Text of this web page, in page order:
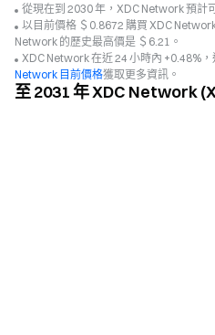
從現在到 2030 年，XDC Network 預計
以目前價格 ＄0.8672 購買 XDC
Network 的歷史最高價是 ＄6.21。
XDC Network 在近 24 小時內 +0.48%
Network 目前價格獲取更多資訊。
至 2031 年 XDC Network